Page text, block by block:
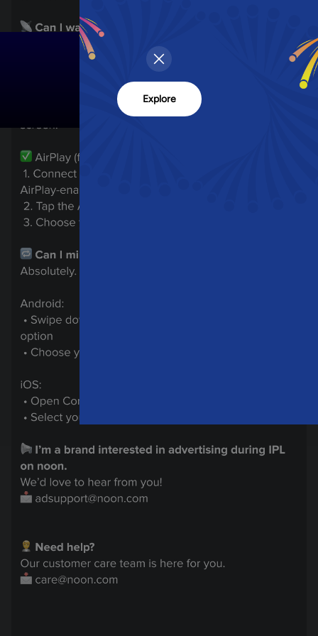
Explore